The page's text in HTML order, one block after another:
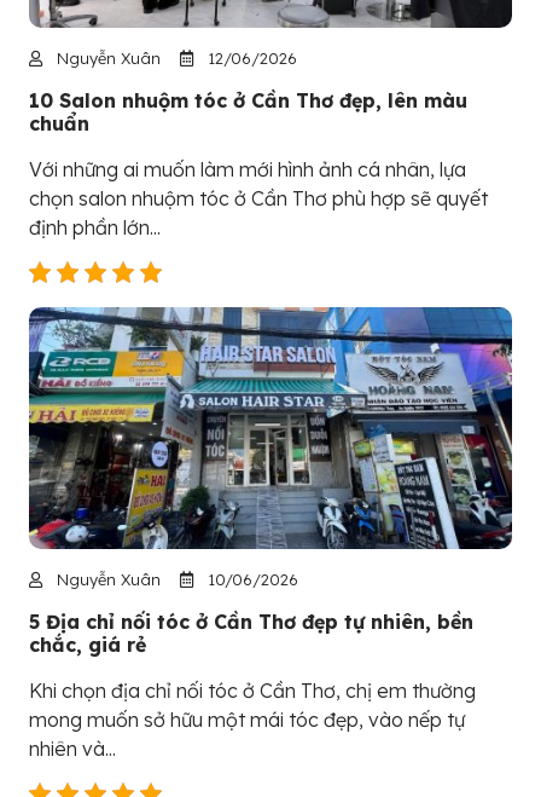
Nguyễn Xuân 12/06/2026
10 Salon nhuộm tóc ở Cần Thơ đẹp, lên màu
chuẩn
Với những ai muốn làm mới hình ảnh cá nhân, lựa
chọn salon nhuộm tóc ở Cần Thơ phù hợp sẽ quyết
định phần lớn...
Nguyễn Xuân 10/06/2026
5 Địa chỉ nối tóc ở Cần Thơ đẹp tự nhiên, bền
chắc, giá rẻ
Khi chọn địa chỉ nối tóc ở Cần Thơ, chị em thường
mong muốn sở hữu một mái tóc đẹp, vào nếp tự
nhiên và...